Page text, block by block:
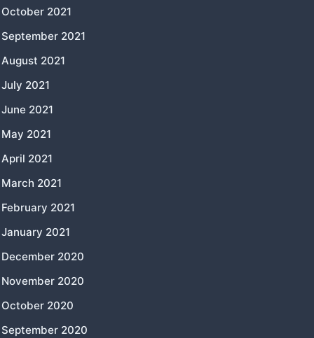
October 2021
September 2021
August 2021
July 2021
June 2021
May 2021
April 2021
March 2021
February 2021
January 2021
December 2020
November 2020
October 2020
September 2020